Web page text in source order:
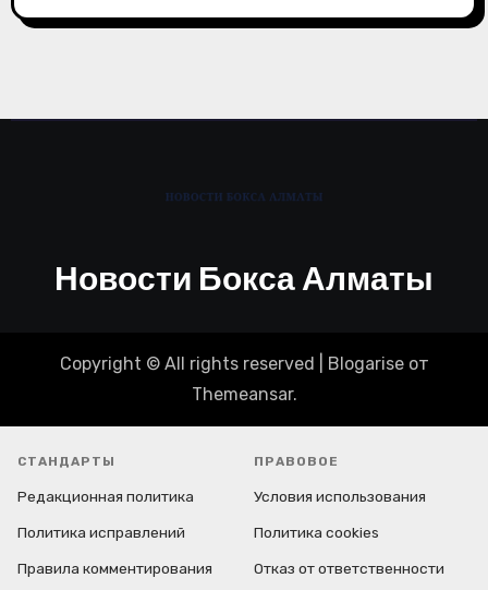
Новости Бокса Алматы
Copyright © All rights reserved Blogariseот
Themeansar.
СТАНДАРТЫ
Редакционная политика
Политика исправлений
Правила комментирования
ПРАВОВОЕ
Условия использования
Политика cookies
Отказ от ответственности